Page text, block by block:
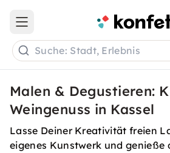
Open main menu
Suche: Stadt, Erlebnis
Malen & Degustieren:
Weingenuss in Kassel
Lasse Deiner Kreativität freien
eigenes Kunstwerk und genieße